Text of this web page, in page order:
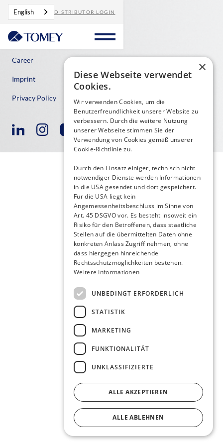
English DISTRIBUTOR LOGIN
Contact
Career
Imprint
Privacy Policy
×
Diese Webseite verwendet
Cookies.
Wir verwenden Cookies, um die
Benutzerfreundlichkeit unserer Website zu
verbessern. Durch die weitere Nutzung
unserer Webseite stimmen Sie der
Verwendung von Cookies gemäß unserer
Cookie-Richtlinie zu.
Durch den Einsatz einiger, technisch nicht
notwendiger Dienste werden Informationen
in die USA gesendet und dort gespeichert.
Für die USA liegt kein
Angemessenheitsbeschluss im Sinne von
Art. 45 DSGVO vor. Es besteht insoweit ein
Risiko für den Betroffenen, dass staatliche
Stellen auf die übermittelten Daten ohne
konkreten Anlass Zugriff nehmen, ohne
dass hiergegen hinreichende
Rechtsschutzmöglichkeiten bestehen.
Weitere Informationen
UNBEDINGT ERFORDERLICH
STATISTIK
MARKETING
FUNKTIONALITÄT
UNKLASSIFIZIERTE
ALLE AKZEPTIEREN
ALLE ABLEHNEN